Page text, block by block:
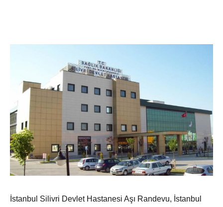
İstanbul Silivri Devlet Hastanesi Aşı Randevu, İstanbul